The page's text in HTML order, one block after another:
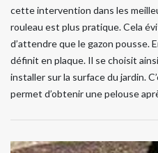
cette intervention dans les
rouleau est plus pratique. Cela
d’attendre que le gazon pousse.
définit en plaque. Il se choisit
installer sur la surface du jardin.
permet d’obtenir une pelouse